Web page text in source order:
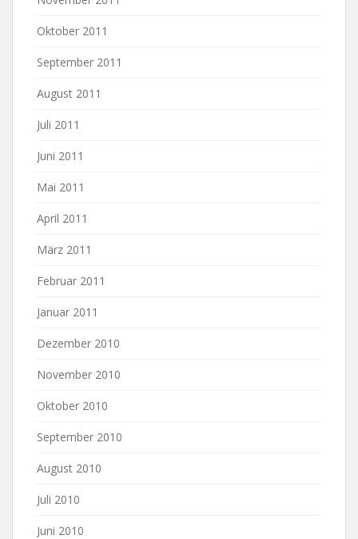
Oktober 2011
September 2011
August 2011
Juli 2011
Juni 2011
Mai 2011
April 2011
März 2011
Februar 2011
Januar 2011
Dezember 2010
November 2010
Oktober 2010
September 2010
August 2010
Juli 2010
Juni 2010